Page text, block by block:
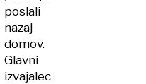
poslali
nazaj
domov.
Glavni
izvajalec